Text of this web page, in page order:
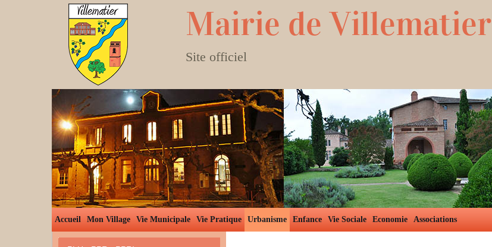
Mairie de Villematier
Site officiel
Accueil Mon Village Vie Municipale Vie Pratique Urbanisme Enfance Vie Sociale Economie Associations